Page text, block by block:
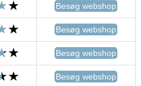
Besøg webshop
Besøg webshop
Besøg webshop
Besøg webshop